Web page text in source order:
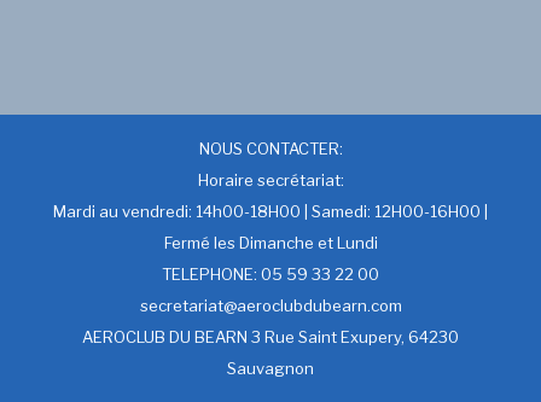
NOUS CONTACTER:
Horaire secrétariat:
Mardi au vendredi: 14h00-18H00 | Samedi: 12H00-16H00 |
Fermé les Dimanche et Lundi
TELEPHONE: 05 59 33 22 00
secretariat@aeroclubdubearn.com
AEROCLUB DU BEARN 3 Rue Saint Exupery, 64230
Sauvagnon